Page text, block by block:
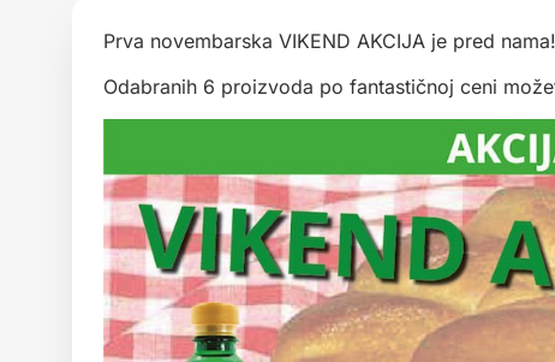
Prva novembarska VIKEND AKCIJA je pred nama!
Odabranih 6 proizvoda po fantastičnoj ceni